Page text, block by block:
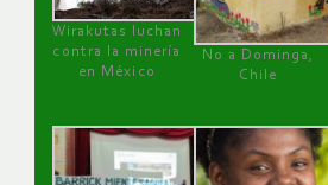
Wirakutas luchan
contra la minería
en México
No a Dominga,
Chile